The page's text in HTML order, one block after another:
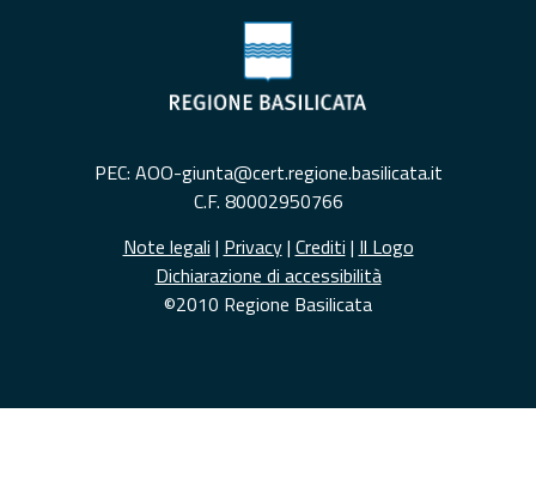
PEC: AOO-giunta@cert.regione.basilicata.it
C.F. 80002950766
Note legali | Privacy| Crediti | Il Logo
Dichiarazione di accessibilità
©2010 Regione Basilicata